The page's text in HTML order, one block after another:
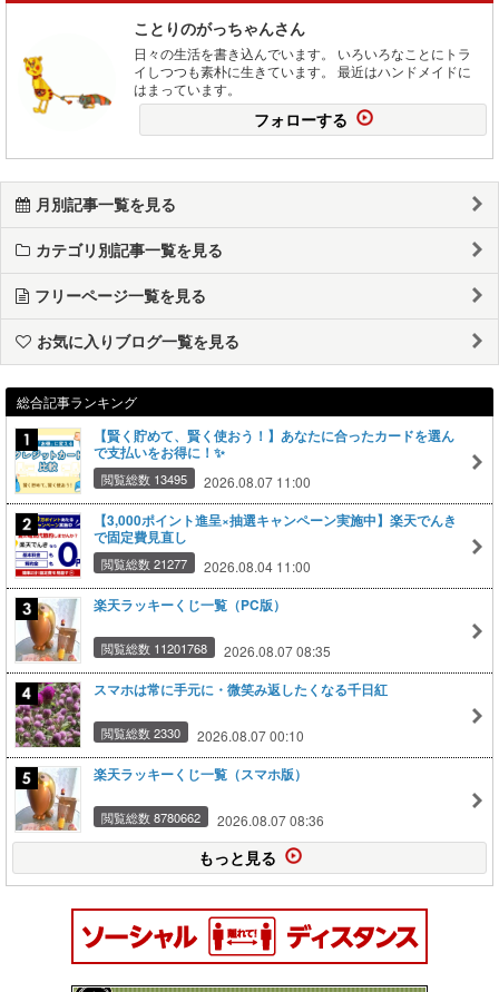
ことりのがっちゃんさん
日々の生活を書き込んでいます。 いろいろなことにトラ
イしつつも素朴に生きています。 最近はハンドメイドに
はまっています。
フォローする
月別記事一覧を見る
カテゴリ別記事一覧を見る
フリーページ一覧を見る
お気に入りブログ一覧を見る
総合記事ランキング
【賢く貯めて、賢く使おう！】あなたに合ったカードを選ん
で支払いをお得に！✨
閲覧総数 13495 2026.08.07 11:00
【3,000ポイント進呈×抽選キャンペーン実施中】楽天でんき
で固定費見直し
閲覧総数 21277 2026.08.04 11:00
楽天ラッキーくじ一覧（PC版）
閲覧総数 11201768 2026.08.07 08:35
スマホは常に手元に・微笑み返したくなる千日紅
閲覧総数 2330 2026.08.07 00:10
楽天ラッキーくじ一覧（スマホ版）
閲覧総数 8780662 2026.08.07 08:36
もっと見る